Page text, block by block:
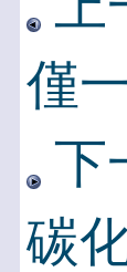
僅
下
碳